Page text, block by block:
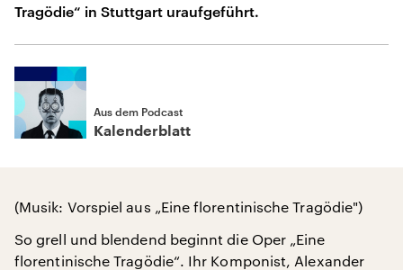
Tragödie“ in Stuttgart uraufgeführt.
Aus dem Podcast
Kalenderblatt
(Musik: Vorspiel aus „Eine florentinische Tragödie")
So grell und blendend beginnt die Oper „Eine
florentinische Tragödie“. Ihr Komponist, Alexander